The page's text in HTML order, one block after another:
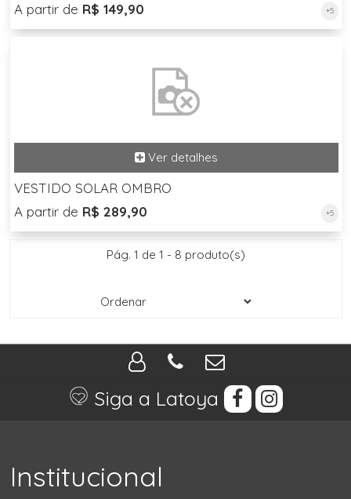
A partir de R$ 149,90 +5
VESTIDO SOLAR OMBRO
A partir de R$ 289,90 +5
Pág. 1 de 1 - 8 produto(s)
Siga a Latoya
Institucional